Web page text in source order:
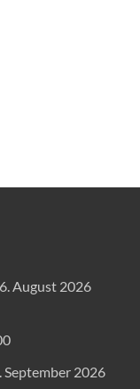
August 2026
September 2026